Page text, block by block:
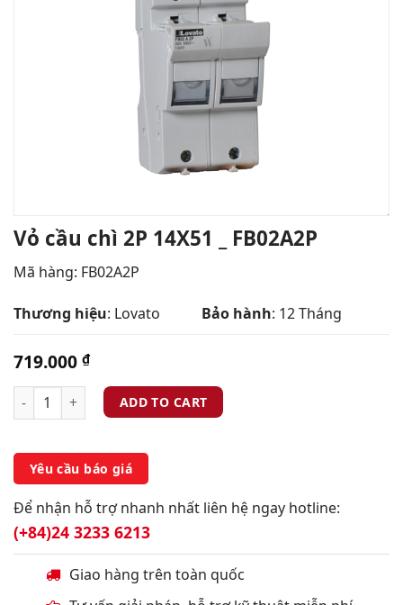
Vỏ cầu chì 2P 14X51 _ FB02A2P
Mã hàng: FB02A2P
Thương hiệu: Lovato Bảo hành: 12 Tháng
719.000 ₫
ADD TO CART
Yêu cầu báo giá
Để nhận hỗ trợ nhanh nhất liên hệ ngay hotline:
(+84)24 3233 6213
Giao hàng trên toàn quốc